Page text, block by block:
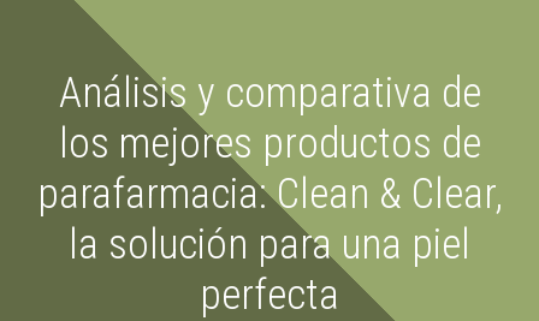
Análisis y comparativa de
los mejores productos de
parafarmacia: Clean & Clear,
la solución para una piel
perfecta